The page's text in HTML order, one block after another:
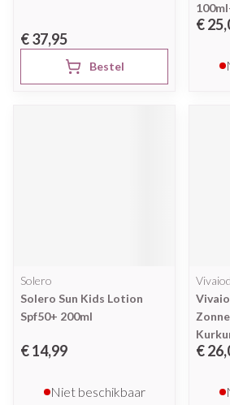
€ 37,95
Bestel
€
Solero
Solero Sun Kids Lotion
Spf50+ 200ml
€ 14,99
Niet beschikbaar
€